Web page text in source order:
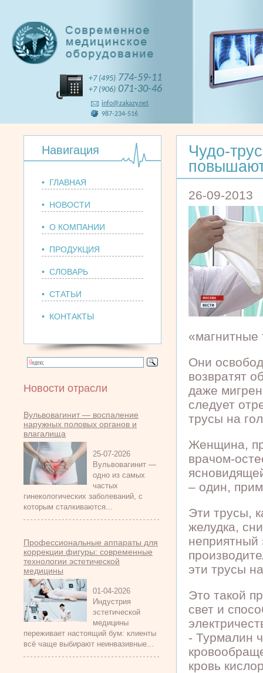
+7 (495) 774-59-11
+7 (906) 071-30-46
info@zakazy.net
987-234-516
Навигация
• ГЛАВНАЯ
• НОВОСТИ
• О КОМПАНИИ
• ПРОДУКЦИЯ
• СЛОВАРЬ
• СТАТЬИ
• КОНТАКТЫ
Новости отрасли
Вульвовагинит — воспаление
наружных половых органов и
влагалища
25-07-2026
Вульвовагинит —
одно из самых
частых
гинекологических заболеваний, с
которым сталкиваются...
Профессиональные аппараты для
коррекции фигуры: современные
технологии эстетической
медицины
01-04-2026
Индустрия
эстетической
медицины
переживает настоящий бум: клиенты
всё чаще выбирают неинвазивные...
Чудо-
26-09-2013
«магнитные
Они
возвратят
даже
следует
трусы на
Женщина,
врачом-
– один,
Эти трусы,
желудка,
неприятный
эти трусы
Это такой
свет и
- Турмалин
кровь